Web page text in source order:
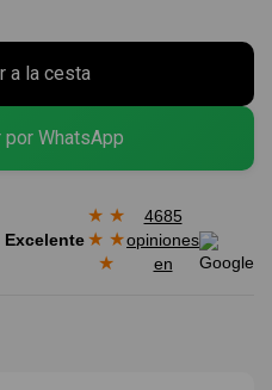
a la cesta
por WhatsApp
Excelente
★ ★
★ ★
★
4685
opiniones
en